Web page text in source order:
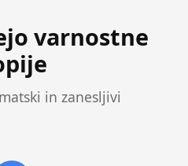
varnostne
in zanesljivi